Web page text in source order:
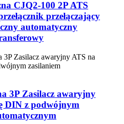
CJQ2-100 2P ATS
przełączający
automatyczny
3P Zasilacz awaryjny
DIN z podwójnym